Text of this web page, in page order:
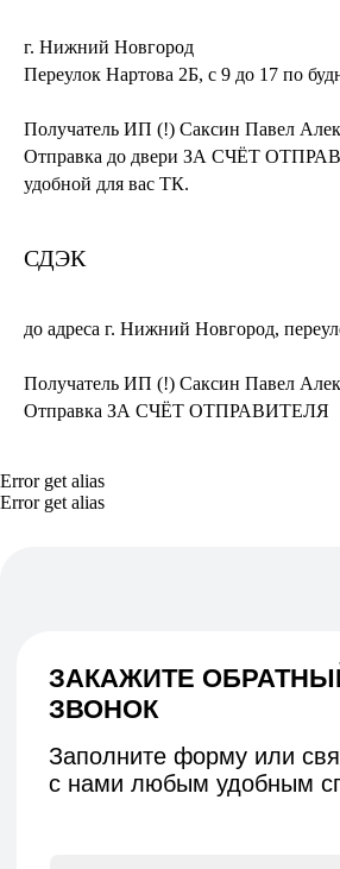
г. Нижний Новгород
Переулок Нартова 2Б, с 9 до 17 по
Получатель ИП (!) Саксин Павел
Отправка до двери ЗА СЧЁТ
удобной для вас ТК.
СДЭК
до адреса г. Нижний Новгород,
Получатель ИП (!) Саксин Павел
Отправка ЗА СЧЁТ ОТПРАВИТЕЛЯ
Error get alias
Error get alias
НУЖНО СРОЧНО?
СВЯЖИТЕСЬ С НАМИ
TELEGRAM ВКОНТАКТЕ
+7
Я даю согласие на обработку
персональных данных и соглашаюсь
c политикой конфиденциальности